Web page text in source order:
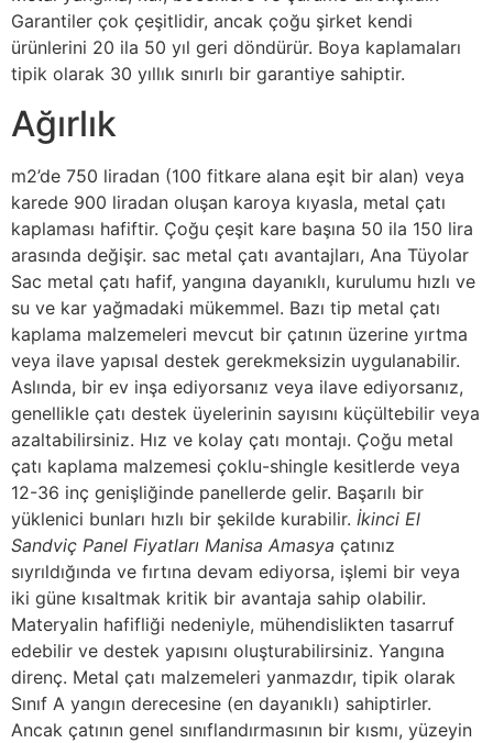
Garantiler çok çeşitlidir, ancak çoğu şirket kendi
ürünlerini 20 ila 50 yıl geri döndürür. Boya kaplamaları
tipik olarak 30 yıllık sınırlı bir garantiye sahiptir.
Ağırlık
m2’de 750 liradan (100 fitkare alana eşit bir alan) veya
karede 900 liradan oluşan karoya kıyasla, metal çatı
kaplaması hafiftir. Çoğu çeşit kare başına 50 ila 150 lira
arasında değişir. sac metal çatı avantajları, Ana Tüyolar
Sac metal çatı hafif, yangına dayanıklı, kurulumu hızlı ve
su ve kar yağmadaki mükemmel. Bazı tip metal çatı
kaplama malzemeleri mevcut bir çatının üzerine yırtma
veya ilave yapısal destek gerekmeksizin uygulanabilir.
Aslında, bir ev inşa ediyorsanız veya ilave ediyorsanız,
genellikle çatı destek üyelerinin sayısını küçültebilir veya
azaltabilirsiniz. Hız ve kolay çatı montajı. Çoğu metal
çatı kaplama malzemesi çoklu-shingle kesitlerde veya
12-36 inç genişliğinde panellerde gelir. Başarılı bir
yüklenici bunları hızlı bir şekilde kurabilir. İkinci El
Sandviç Panel Fiyatları Manisa Amasya çatınız
sıyrıldığında ve fırtına devam ediyorsa, işlemi bir veya
iki güne kısaltmak kritik bir avantaja sahip olabilir.
Materyalin hafifliği nedeniyle, mühendislikten tasarruf
edebilir ve destek yapısını oluşturabilirsiniz. Yangına
direnç. Metal çatı malzemeleri yanmazdır, tipik olarak
Sınıf A yangın derecesine (en dayanıklı) sahiptirler.
Ancak çatının genel sınıflandırmasının bir kısmı, yüzeyin